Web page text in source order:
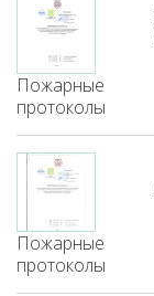
Пожарные
протоколы
Пожарные
протоколы